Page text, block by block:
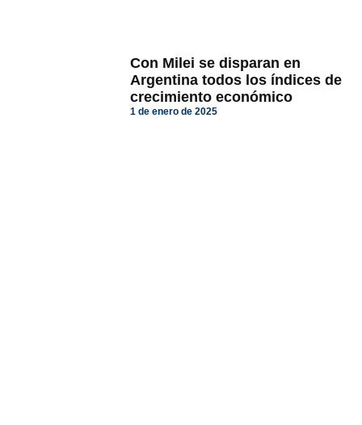
Con Milei se disparan en
Argentina todos los índices de
crecimiento económico
1 de enero de 2025